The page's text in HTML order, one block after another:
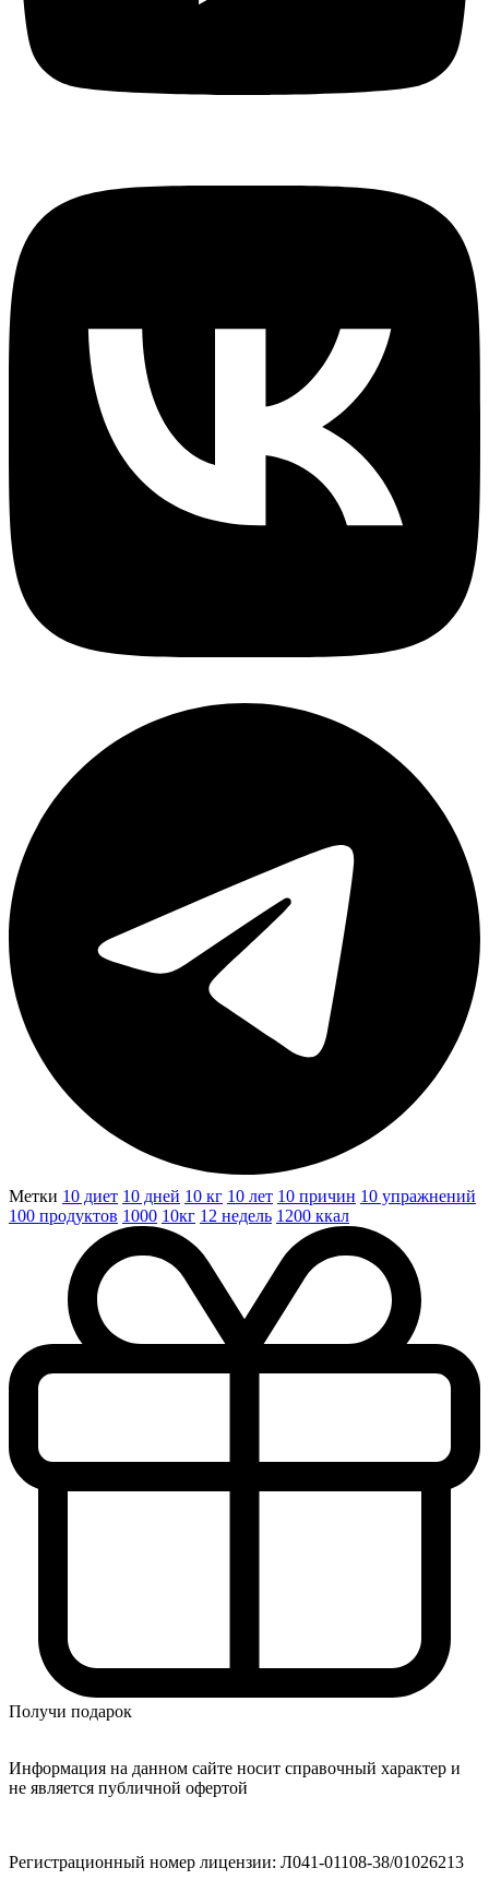
Метки 10 диет 10 дней 10 кг 10 лет 10 причин 10 упражнений
100 продуктов 1000 10кг 12 недель 1200 ккал
Получи подарок
Информация на данном сайте носит справочный характер и
не является публичной офертой
Регистрационный номер лицензии: Л041-01108-38/01026213